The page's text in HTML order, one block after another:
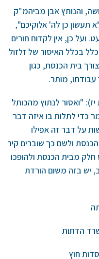
והנותץ אבן מביהמ"ק
כן לה' אלוקיכם",
כן, אין לקדוח חורים
בכלל האיסור של זלזול
בית הכנסת, כגון
מותר.
"ואסור לנתוץ מהכותל
כדי לתלות בו איזה דבר
על דבר זה אפילו
ולשם כך שוברים קיר
חלק מבית הכנסת ולהופכו
יש בזה משום הורדת
הדתות
חוץ